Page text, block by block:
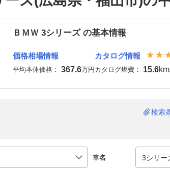
ＢＭＷ 3シリーズ の基本情報
価格相場情報
平均本体価格： 367.6万円
カタログ情報
カタログ燃費： 15.6
検索
車名